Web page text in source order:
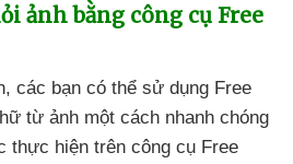
ảnh bằng công cụ Free
, các bạn có thể sử dụng Free
từ ảnh một cách nhanh chóng
thực hiện trên công cụ Free